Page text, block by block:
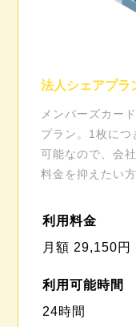
法人シェアプラ
メンバーズカー
プラン。1枚につ
可能なので、会
料金を抑えたい
利用料金
月額 29,150円
利用可能時間
24時間